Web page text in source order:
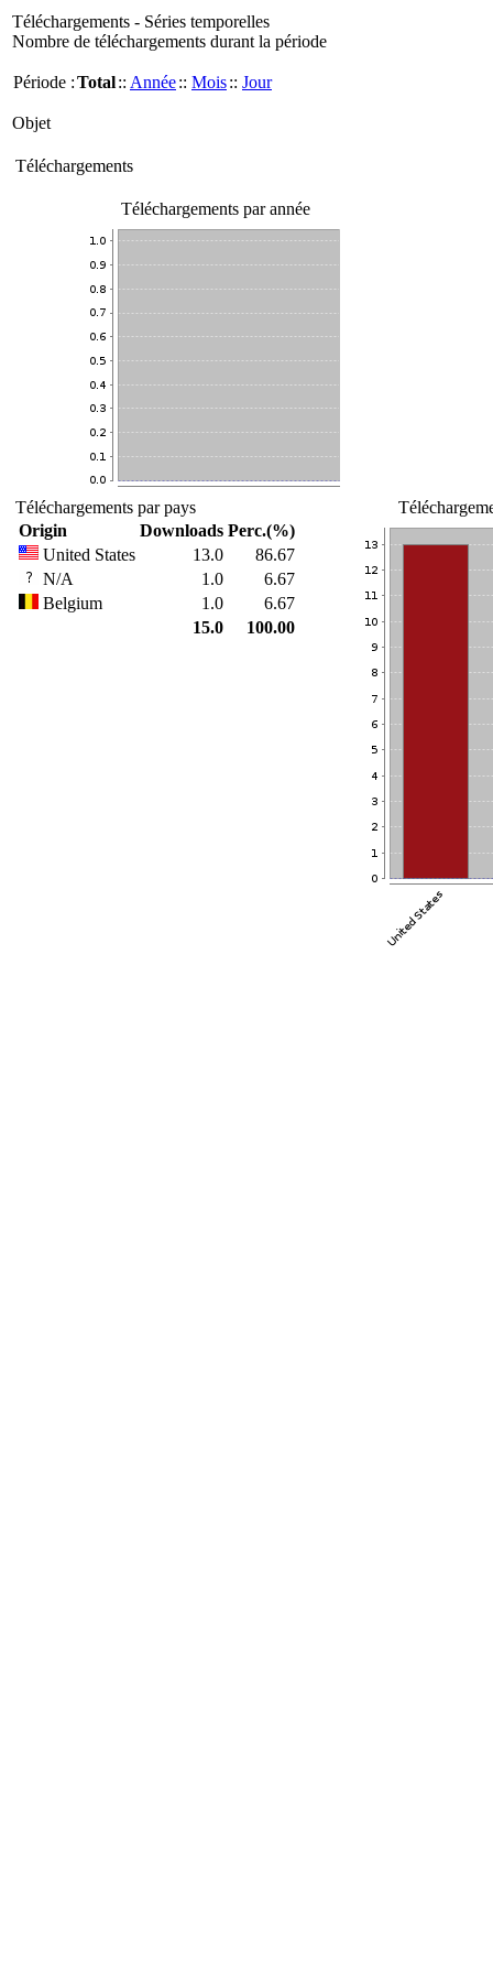
Téléchargements - Séries temporelles
Nombre de téléchargements durant la période
Période :Total:: Année:: Mois:: Jour
Objet
Téléchargements
Téléchargements par année
Téléchargements par pays
Origin
Downloads Perc.(%)
United States
13.0
86.67
N/A
1.0
6.67
Belgium
1.0
6.67
15.0
100.00